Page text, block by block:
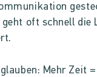
oft schnell
Mehr Zeit